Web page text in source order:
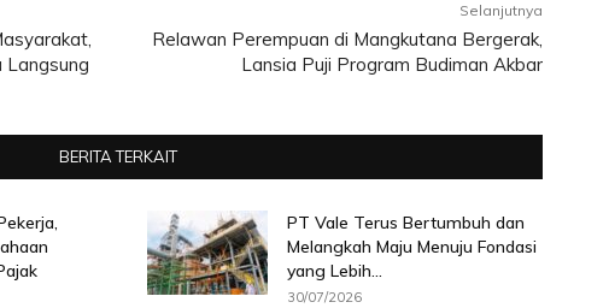
Langsung
Selanjutnya
Relawan Perempuan di Mangkutana Bergerak,
Lansia Puji Program Budiman Akbar
BERITA TERKAIT
PT Vale Terus Bertumbuh dan
Melangkah Maju Menuju Fondasi
yang Lebih...
30/07/2026